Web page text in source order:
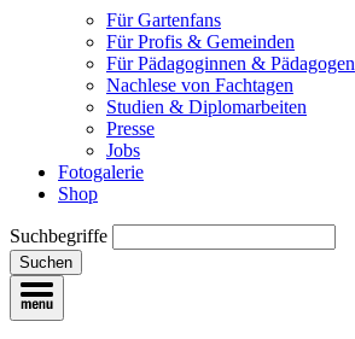
Für Gartenfans
Für Profis & Gemeinden
Für Pädagoginnen & Pädagogen
Nachlese von Fachtagen
Studien & Diplomarbeiten
Presse
Jobs
Fotogalerie
Shop
Suchbegriffe
Suchen